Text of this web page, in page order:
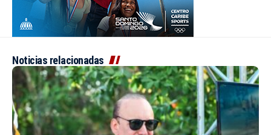
Noticias relacionadas